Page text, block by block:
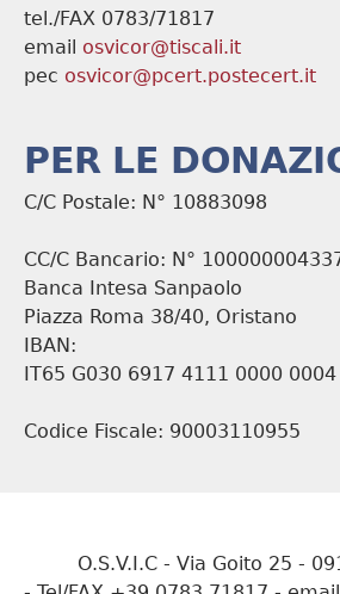
tel./FAX 0783/71817
email osvicor@tiscali.it
pec osvicor@pcert.postecert.it
PER LE
C/C Postale: N° 10883098
CC/C Bancario: N°
Banca Intesa Sanpaolo
Piazza Roma 38/40, Oristano
IBAN:
IT65 G030 6917 4111 0000
Codice Fiscale: 90003110955
O.S.V.I.C - Via Goito 25 -